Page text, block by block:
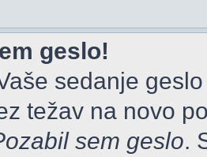
geslo!
sedanje
težav na novo
sem geslo.